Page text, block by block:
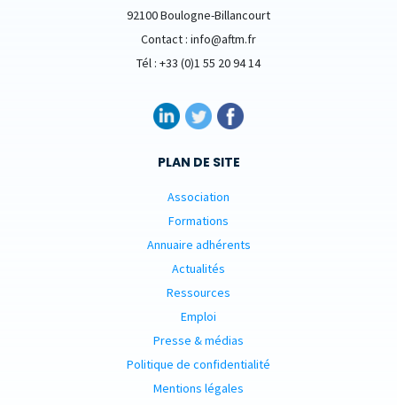
92100 Boulogne-Billancourt
Contact : info@aftm.fr
Tél : +33 (0)1 55 20 94 14
PLAN DE SITE
Association
Formations
Annuaire adhérents
Actualités
Ressources
Emploi
Presse & médias
Politique de confidentialité
Mentions légales